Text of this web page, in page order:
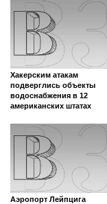
Хакерским атакам
подверглись объекты
водоснабжения в 12
американских штатах
Аэропорт Лейпцига